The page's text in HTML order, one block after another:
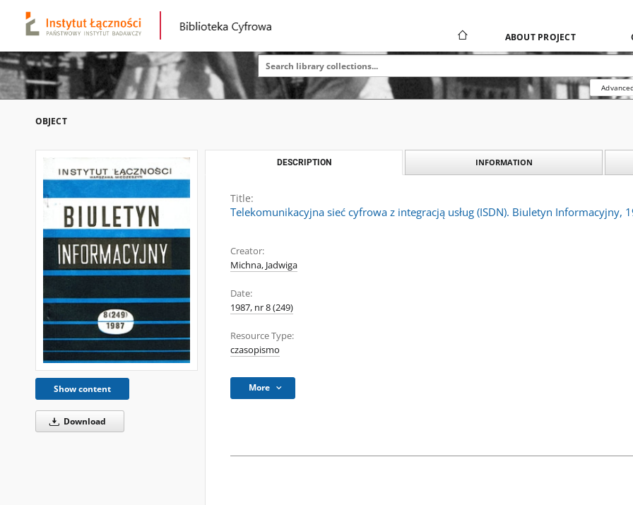
ABOUT PROJECT
OBJECT
Show content
Download
DESCRIPTION INFORMATION
Title:
Telekomunikacyjna sieć cyfrowa z integracją usług (ISDN). Biuletyn Informacyjny,
Creator:
Michna, Jadwiga
Date:
1987, nr 8 (249)
Resource Type:
czasopismo
More